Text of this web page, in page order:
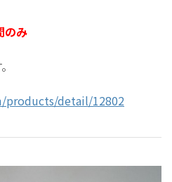
のみ
products/detail/12802